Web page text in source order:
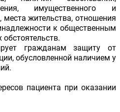
имущественного и
жительства, отношения
к общественным
гражданам защиту от
обусловленной наличием у
пациента при оказании